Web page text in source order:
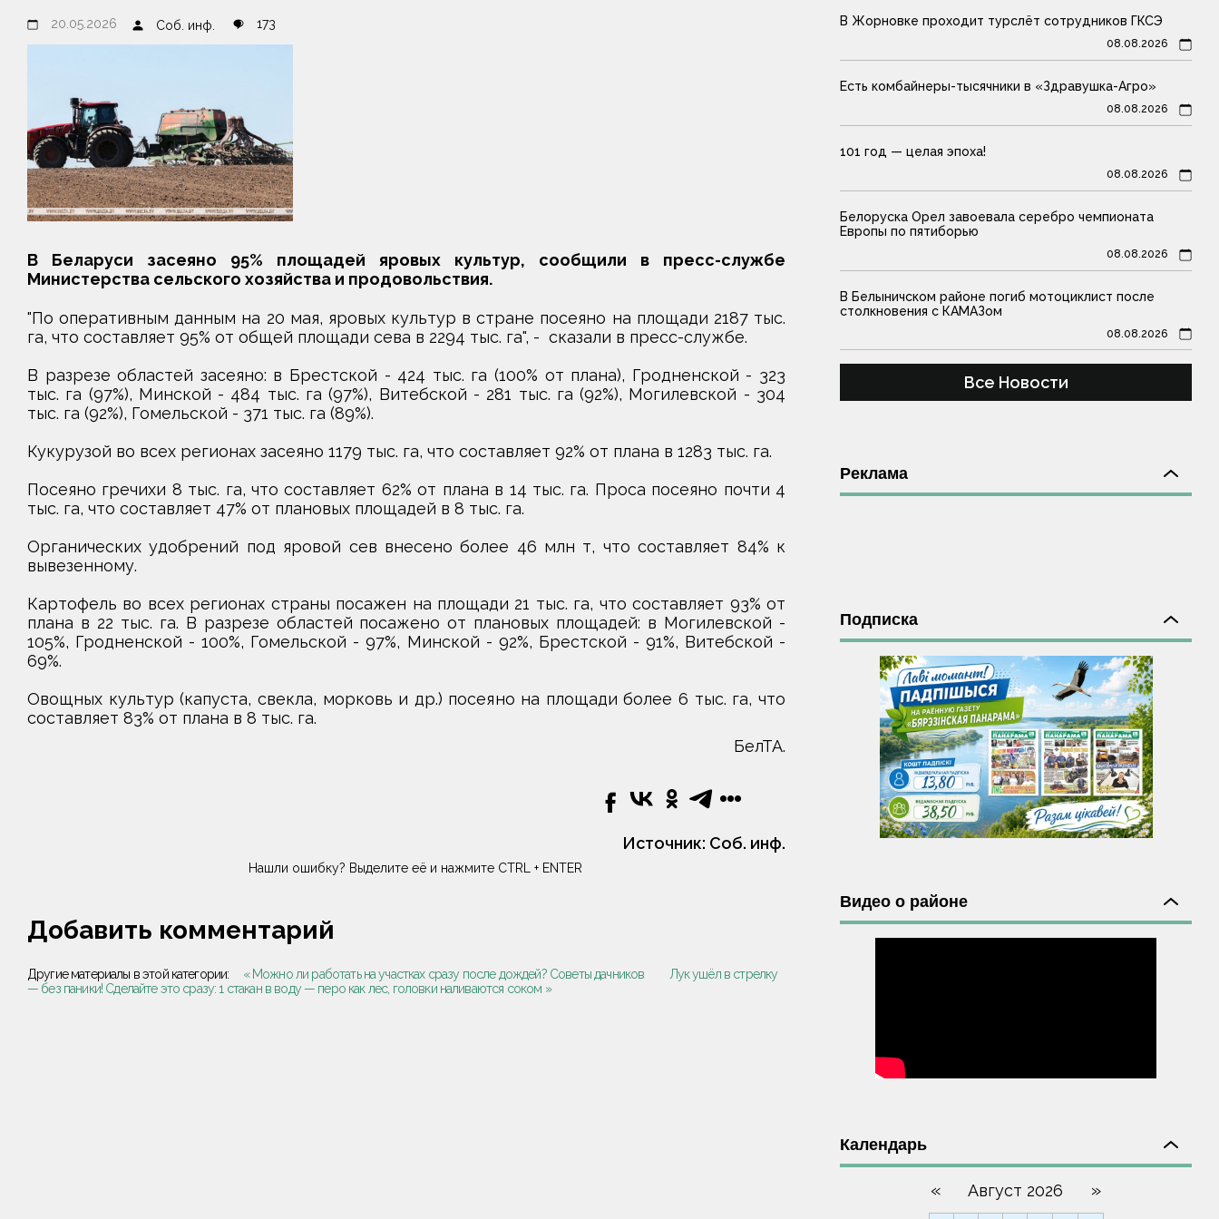
20.05.2026 Соб. инф. 173
В Беларуси засеяно 95% площадей яровых культур, сообщили в пресс-службе
Министерства сельского хозяйства и продовольствия.
"По оперативным данным на 20 мая, яровых культур в стране посеяно на площади 2187 тыс.
га, что составляет 95% от общей площади сева в 2294 тыс. га", - сказали в пресс-службе.
В разрезе областей засеяно: в Брестской - 424 тыс. га (100% от плана), Гродненской - 323
тыс. га (97%), Минской - 484 тыс. га (97%), Витебской - 281 тыс. га (92%), Могилевской - 304
тыс. га (92%), Гомельской - 371 тыс. га (89%).
Кукурузой во всех регионах засеяно 1179 тыс. га, что составляет 92% от плана в 1283 тыс. га.
Посеяно гречихи 8 тыс. га, что составляет 62% от плана в 14 тыс. га. Проса посеяно почти 4
тыс. га, что составляет 47% от плановых площадей в 8 тыс. га.
Органических удобрений под яровой сев внесено более 46 млн т, что составляет 84% к
вывезенному.
Картофель во всех регионах страны посажен на площади 21 тыс. га, что составляет 93% от
плана в 22 тыс. га. В разрезе областей посажено от плановых площадей: в Могилевской -
105%, Гродненской - 100%, Гомельской - 97%, Минской - 92%, Брестской - 91%, Витебской -
69%.
Овощных культур (капуста, свекла, морковь и др.) посеяно на площади более 6 тыс. га, что
составляет 83% от плана в 8 тыс. га.
БелТА.
Источник: Соб. инф.
Нашли ошибку? Выделите её и нажмите CTRL + ENTER
Добавить комментарий
Другие материалы в этой категории: « Можно ли работать на участках сразу после дождей? Советы дачников
Лук ушёл в стрелку
— без паники! Сделайте это сразу: 1 стакан в воду — перо как лес, головки наливаются соком »
В Жорновке проходит турслёт сотрудников ГКСЭ
08.08.2026
Есть комбайнеры-тысячники в «Здравушка-Агро»
08.08.2026
101 год — целая эпоха!
08.08.2026
Белоруска Орел завоевала серебро чемпионата
Европы по пятиборью
08.08.2026
В Белыничском районе погиб мотоциклист после
столкновения с КАМАЗом
08.08.2026
Все Новости
Реклама
Подписка
Видео о районе
Календарь
« Август 2026 »